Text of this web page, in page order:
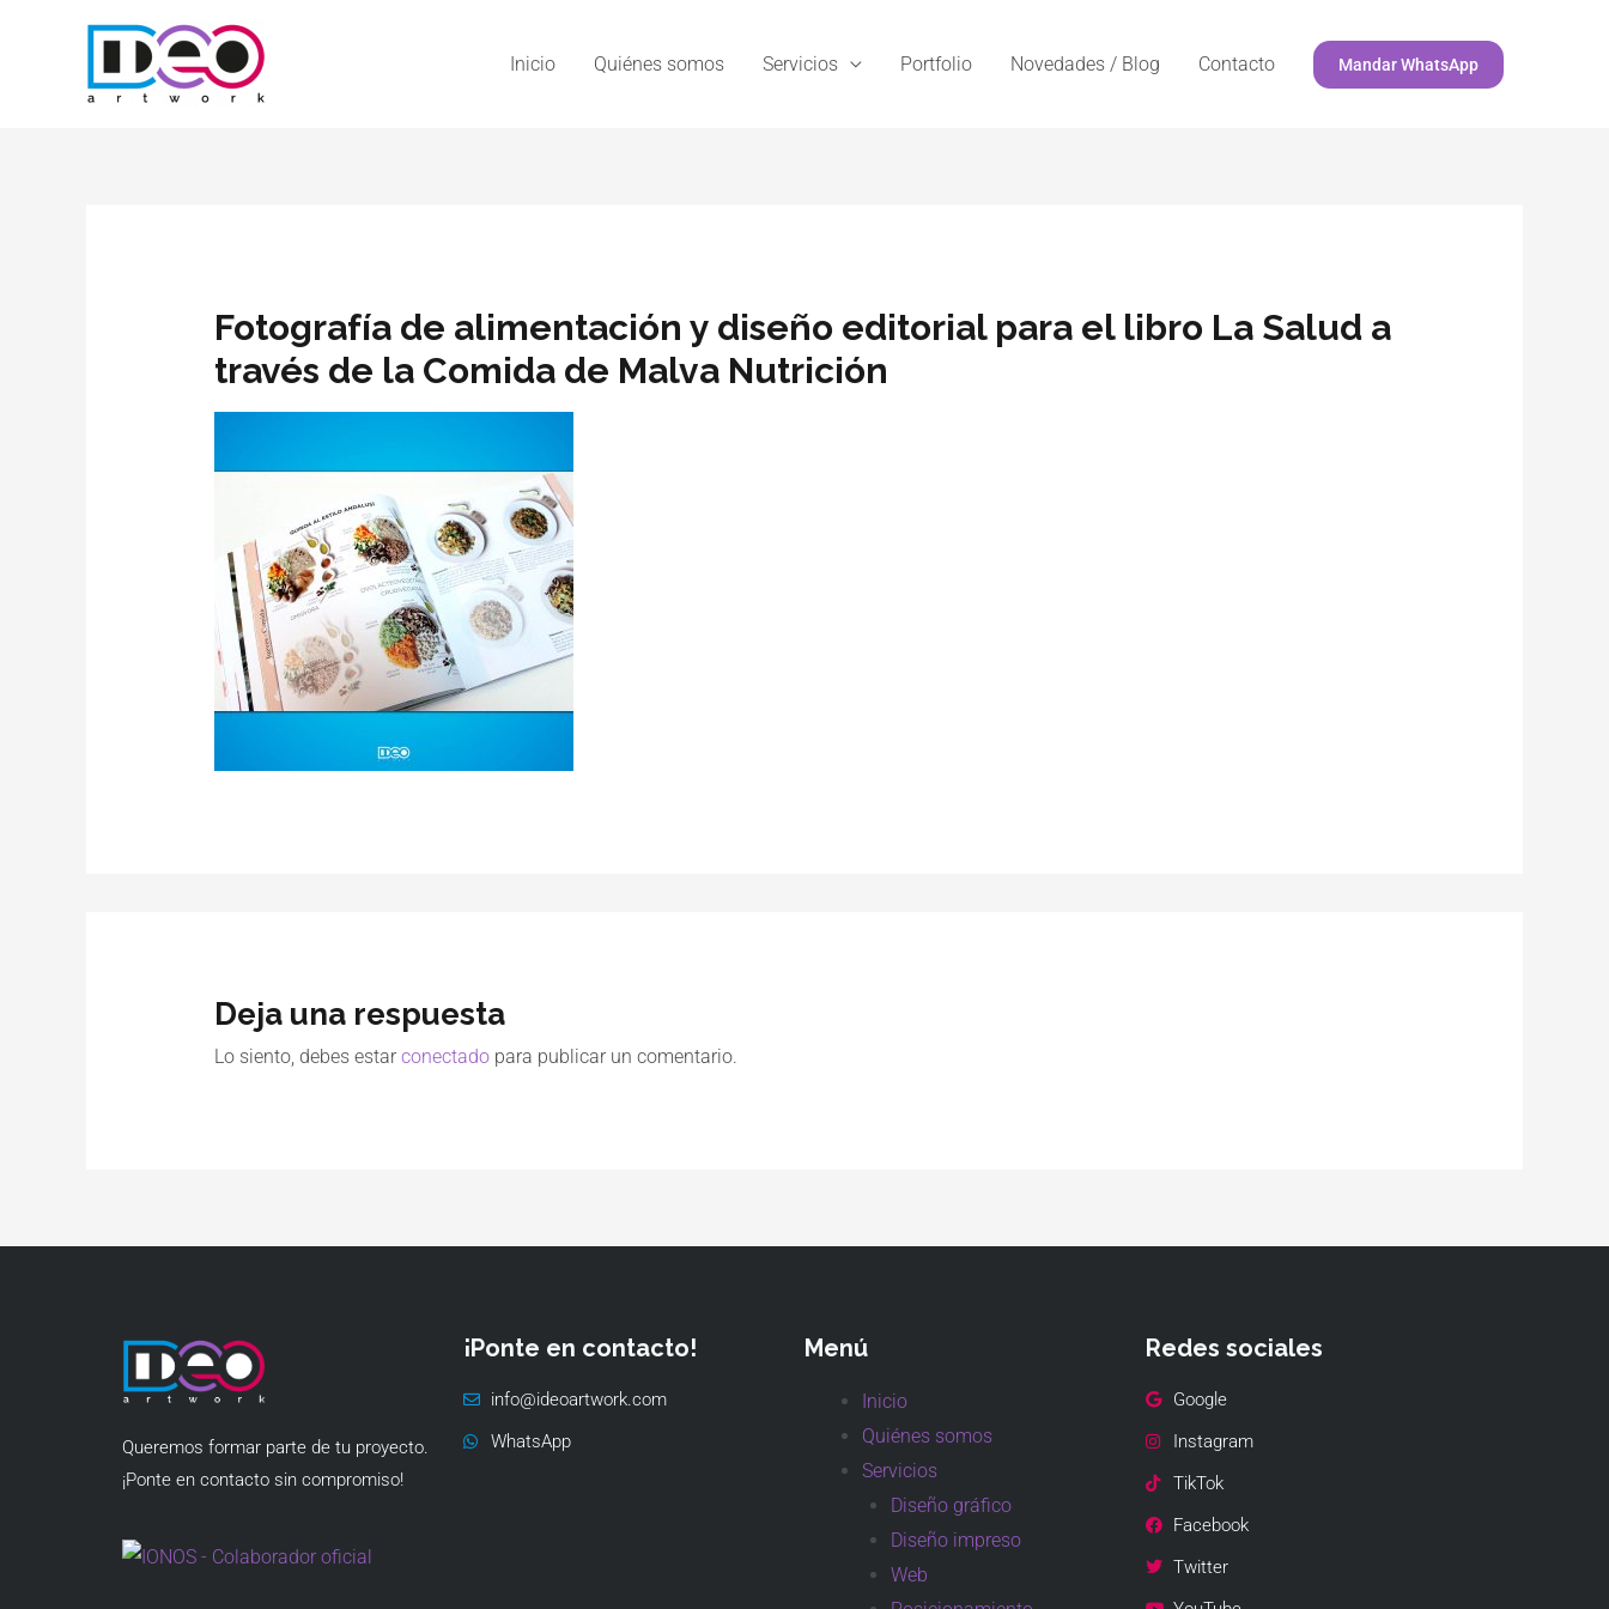
Inicio Quiénes somos Servicios Portfolio Novedades / Blog Contacto Mandar WhatsApp
Fotografía de alimentación y diseño editorial para el libro La Salud a
través de la Comida de Malva Nutrición
Deja una respuesta
Lo siento, debes estar conectadopara publicar un comentario.
Queremos formar parte de tu proyecto.
¡Ponte en contacto sin compromiso!
¡Ponte en contacto!
info@ideoartwork.com
WhatsApp
Menú
Inicio
Quiénes somos
Servicios
Diseño gráfico
Diseño impreso
Web
Redes sociales
Google
Instagram
TikTok
Facebook
Twitter